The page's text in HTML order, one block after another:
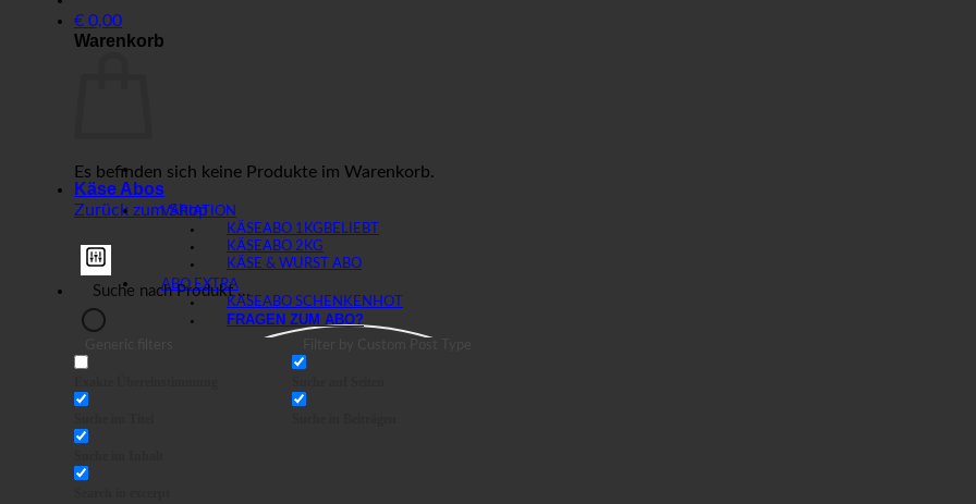
€ 0,00
Warenkorb
Es befinden sich keine Produkte im Warenkorb.
Zurück zum Shop
Käse Abos
VARIATION
KÄSEABO 1KG
KÄSEABO 2KG
KÄSE & WURST ABO
ABO EXTRA
KÄSEABO SCHENKEN
FRAGEN ZUM ABO?